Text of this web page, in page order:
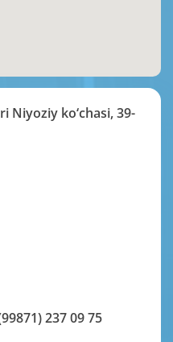
Niyoziy ko‘chasi, 39-
237 09 75